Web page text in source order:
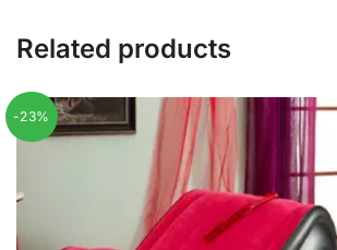
Related products
-23%